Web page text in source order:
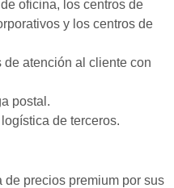
oficina, los centros de
y los centros de
atención al cliente con
postal.
de terceros.
precios premium por sus